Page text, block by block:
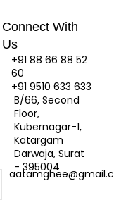
Connect With
Us
+91 88 66 88 52
60
+91 9510 633 633
B/66, Second
Floor,
Kubernagar-1,
Katargam
Darwaja, Surat
- 395004